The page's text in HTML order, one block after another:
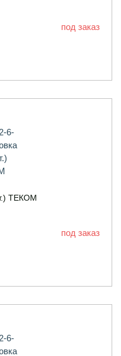
под заказ
ТЕКОМ
под заказ